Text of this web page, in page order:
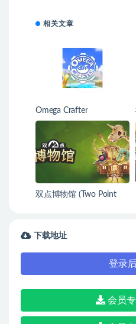
相关文章
Omega Crafter
双点博物馆 (Two Point
下载地址
登录
会员